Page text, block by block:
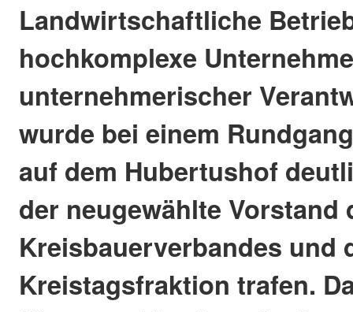
Landwirtschaftliche
hochkomplexe
unternehmerischer
wurde bei einem
auf dem Hubertushof
der neugewählte Vorstand
Kreisbauerverbandes und
Kreistagsfraktion trafen.